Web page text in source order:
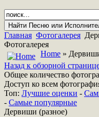
Главная Фотогалерея
Фотогалерея
Home »
Назад к обзорной
Общее количество
Доступ ко всем
Топ: Лучшие оценки -
- Самые популярные
Дервиши (разное)